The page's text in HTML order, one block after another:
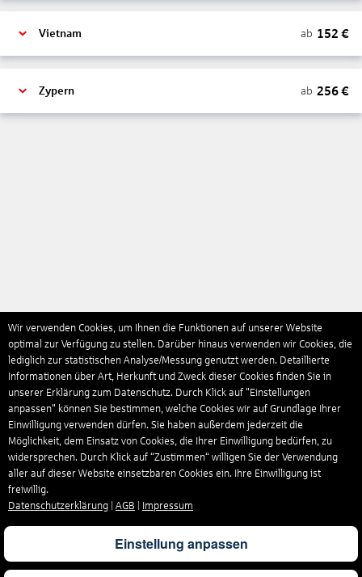
Vietnam ab 152 €
Zypern ab 256€
Wir verwenden Cookies, um Ihnen die Funktionen auf unserer Website
optimal zur Verfügung zu stellen. Darüber hinaus verwenden wir Cookies, die
lediglich zur statistischen Analyse/Messung genutzt werden. Detaillierte
Informationen über Art, Herkunft und Zweck dieser Cookies finden Sie in
unserer Erklärung zum Datenschutz. Durch Klick auf "Einstellungen
anpassen" können Sie bestimmen, welche Cookies wir auf Grundlage Ihrer
Einwilligung verwenden dürfen. Sie haben außerdem jederzeit die
Möglichkeit, dem Einsatz von Cookies, die Ihrer Einwilligung bedürfen, zu
widersprechen. Durch Klick auf “Zustimmen“ willigen Sie der Verwendung
aller auf dieser Website einsetzbaren Cookies ein. Ihre Einwilligung ist
freiwillig.
Datenschutzerklärung
AGB Impressum
Einstellung anpassen